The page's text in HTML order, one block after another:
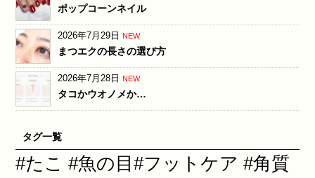
ポップコーンネイル
2026年7月29日 NEW
まつエクの長さの選び方
2026年7月28日 NEW
タコかウオノメか…
タグ一覧
#たこ #魚の目#フットケア #角質